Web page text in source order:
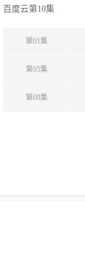
百度云第10集
第01集
第05集
第09集